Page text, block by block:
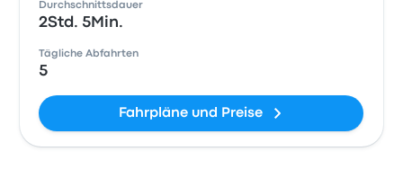
Durchschnittsdauer
2Std. 5Min.
Tägliche Abfahrten
5
Fahrpläne und Preise